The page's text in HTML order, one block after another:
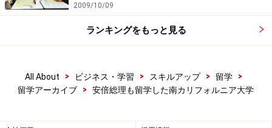
2009/10/09
ランキングをもっと見る
All About > ビジネス・学習 > スキルアップ > 留学
>
留学アーカイブ
> 安倍総理も留学した南カリフォルニア大学